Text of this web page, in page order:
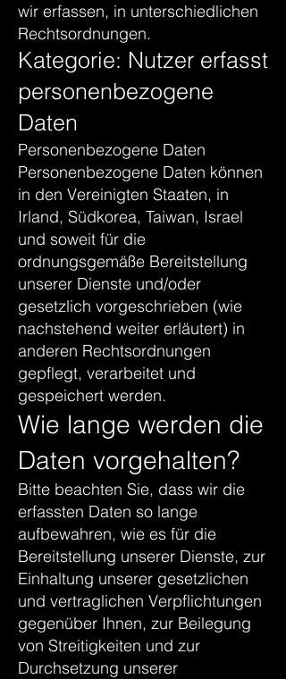
wir erfassen, in unterschiedlichen
Rechtsordnungen.
Kategorie: Nutzer erfasst
personenbezogene
Daten
Personenbezogene Daten
Personenbezogene Daten können
in den Vereinigten Staaten, in
Irland, Südkorea, Taiwan, Israel
und soweit für die
ordnungsgemäße Bereitstellung
unserer Dienste und/oder
gesetzlich vorgeschrieben (wie
nachstehend weiter erläutert) in
anderen Rechtsordnungen
gepflegt, verarbeitet und
gespeichert werden.
Wie lange werden die
Daten vorgehalten?
Bitte beachten Sie, dass wir die
erfassten Daten so lange
aufbewahren, wie es für die
Bereitstellung unserer Dienste, zur
Einhaltung unserer gesetzlichen
und vertraglichen Verpflichtungen
gegenüber Ihnen, zur Beilegung
von Streitigkeiten und zur
Durchsetzung unserer